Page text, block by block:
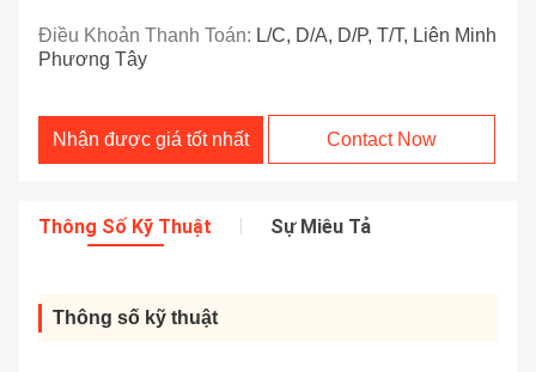
Điều Khoản Thanh Toán: L/C, D/A, D/P, T/T, Liên Minh
Phương Tây
Nhận được giá tốt nhất Contact Now
Thông Số Kỹ Thuật Sự Miêu Tả
Thông số kỹ thuật